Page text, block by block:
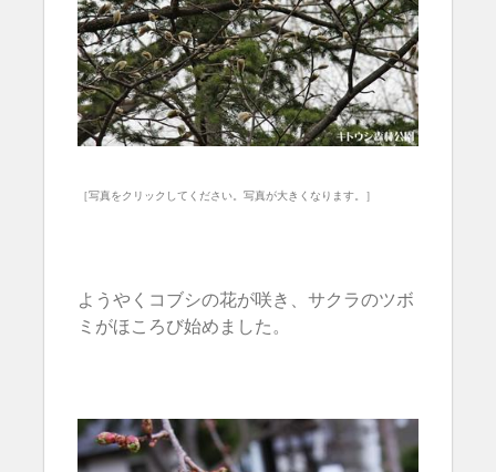
［写真をクリックしてください。写真が大きくなります。］
ようやくコブシの花が咲き、サクラのツボ
ミがほころび始めました。